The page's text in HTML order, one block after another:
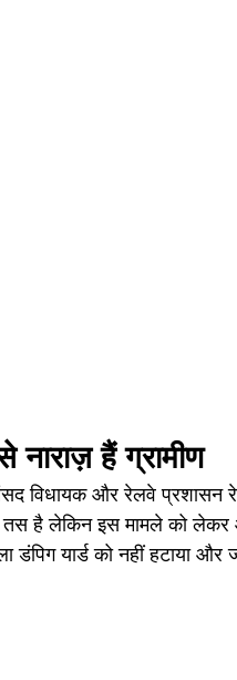
नाराज़ हैं ग्रामीण
विधायक और रेलवे प्रशासन
है लेकिन इस मामले को
यार्ड को नहीं हटाया और